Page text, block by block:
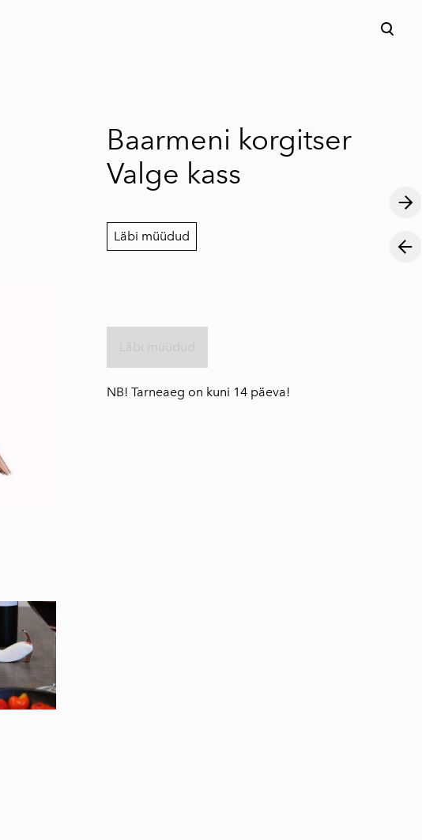
Baarmeni korgitser
Valge kass
Läbi müüdud
NB! Tarneaeg on kuni 14 päeva!